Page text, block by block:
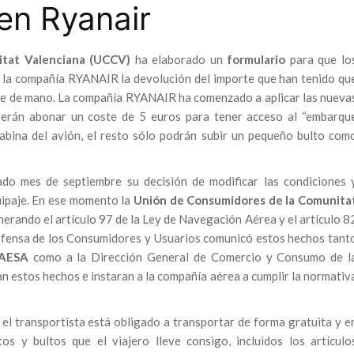
Ryanair
Valenciana (UCCV) ha elaborado un formulario para que
compañía RYANAIR la devolución del importe que han tenido
mano. La compañía RYANAIR ha comenzado a aplicar las
abonar un coste de 5 euros para tener acceso al
del avión, el resto sólo podrán subir un pequeño bulto
mes de septiembre su decisión de modificar las condiciones
En ese momento la Unión de Consumidores de la
el artículo 97 de la Ley de Navegación Aérea y el artículo
de los Consumidores y Usuarios comunicó estos hechos
como a la Dirección General de Comercio y Consumo de
estos hechos e instaran a la compañía aérea a cumplir la
el transportista está obligado a transportar de forma gratuita y
y bultos que el viajero lleve consigo, incluidos los